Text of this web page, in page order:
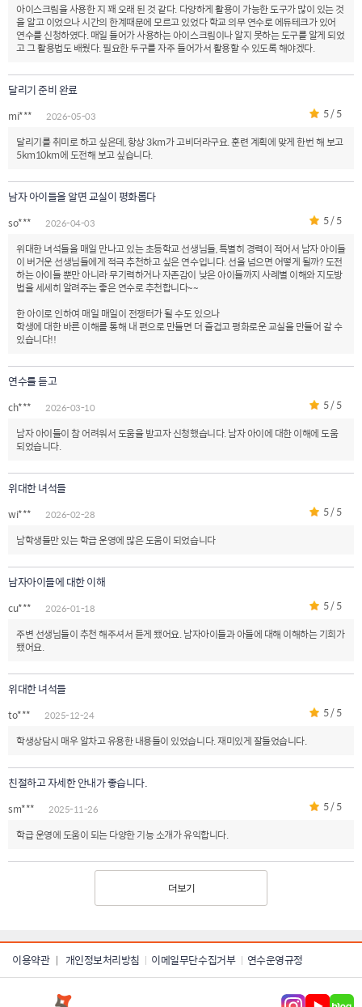
아이스크림을 사용한 지 꽤 오래 된 것 같다. 다양하게 활용이 가능한 도구가 많이 있는 것
을 알고 이었으나 시간의 한계때문에 모르고 있었다 학교 의무 연수로 에듀테크가 있어
연수를 신청하였다. 매일 들어가 사용하는 아이스크림이나 알지 못하는 도구를 알게 되었
고 그 활용법도 배웠다. 필요한 두구를 자주 들어가서 활용할 수 있도록 해야겠다.
달리기 준비 완료
mi*** 2026-05-03
5 / 5
달리기를 취미로 하고 싶은데, 항상 3km가 고비더라구요. 훈련 계획에 맞게 한번 해 보고
5km10km에 도전해 보고 싶습니다.
남자 아이들을 알면 교실이 평화롭다
so*** 2026-04-03
5 / 5
위대한 녀석들을 매일 만나고 있는 초등학교 선생님들, 특별히 경력이 적어서 남자 아이들
이 버거운 선생님들에게 적극 추천하고 싶은 연수입니다. 선을 넘으면 어떻게 될까? 도전
하는 아이들 뿐만 아니라 무기력하거나 자존감이 낮은 아이들까지 사례별 이해와 지도방
법을 세세히 알려주는 좋은 연수로 추천합니다~~
한 아이로 인하여 매일 매일이 전쟁터가 될 수도 있으나
학생에 대한 바른 이해를 통해 내 편으로 만들면 더 즐겁고 평화로운 교실을 만들어 갈 수
있습니다!!
연수를 듣고
ch*** 2026-03-10
5 / 5
남자 아이들이 참 어려워서 도움을 받고자 신청했습니다. 남자 아이에 대한 이해에 도움
되었습니다.
위대한 녀석들
wi*** 2026-02-28
5 / 5
남학생들만 있는 학급 운영에 많은 도움이 되었습니다
남자아이들에 대한 이해
cu*** 2026-01-18
5 / 5
주변 선생님들이 추천 해주셔서 듣게 됐어요. 남자아이들과 아들에 대해 이해하는 기회가
됐어요.
위대한 녀석들
to*** 2025-12-24
5 / 5
학생상담시 매우 알차고 유용한 내용들이 있었습니다. 재미있게 잘들었습니다.
친절하고 자세한 안내가 좋습니다.
sm*** 2025-11-26
5 / 5
학급 운영에 도움이 되는 다양한 기능 소개가 유익합니다.
더보기
이용약관 | 개인정보처리방침 이메일무단수집거부 연수운영규정